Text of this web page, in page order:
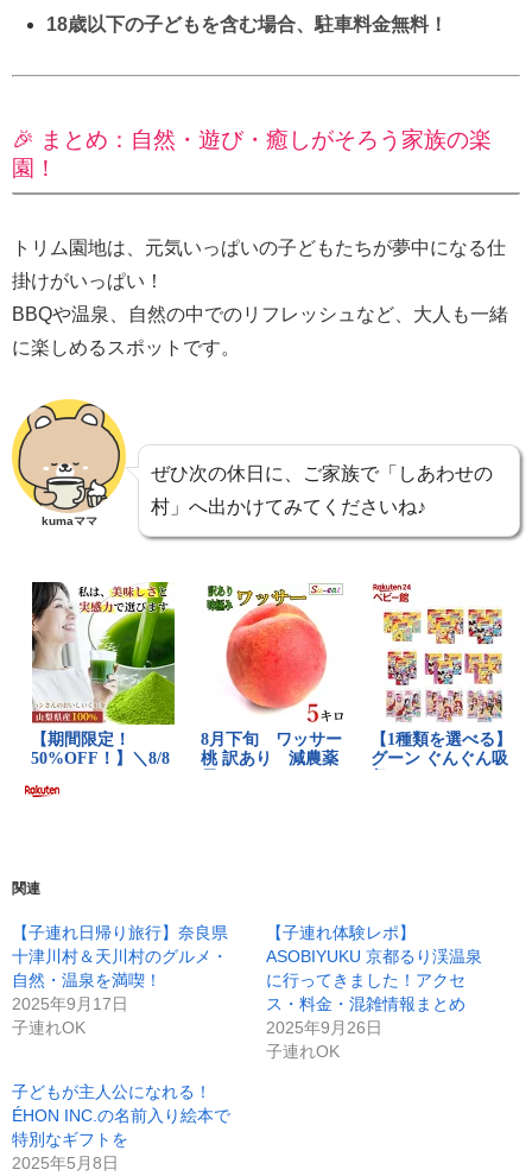
18歳以下の子どもを含む場合、駐車料金無料！
🎉 まとめ：自然・遊び・癒しがそろう家族の楽
園！
トリム園地は、元気いっぱいの子どもたちが夢中になる仕
掛けがいっぱい！
BBQや温泉、自然の中でのリフレッシュなど、大人も一緒
に楽しめるスポットです。
kumaママ
ぜひ次の休日に、ご家族で「しあわせの
村」へ出かけてみてくださいね♪
関連
【子連れ日帰り旅行】奈良県
十津川村＆天川村のグルメ・
自然・温泉を満喫！
2025年9月17日
子連れOK
【子連れ体験レポ】
ASOBIYUKU 京都るり渓温泉
に行ってきました！アクセ
ス・料金・混雑情報まとめ
2025年9月26日
子連れOK
子どもが主人公になれる！
ÉHON INC.の名前入り絵本で
特別なギフトを
2025年5月8日